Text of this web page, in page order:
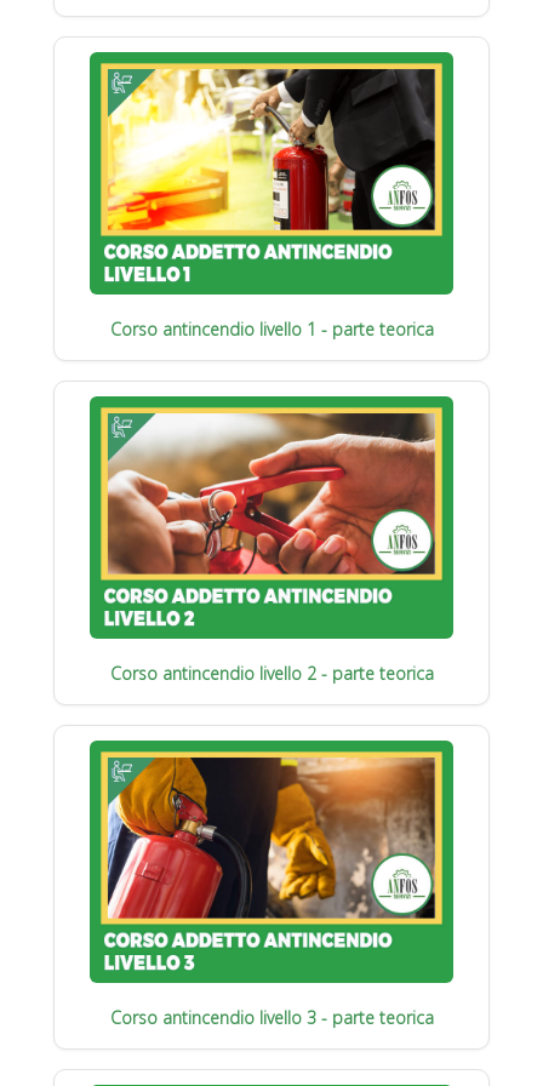
Corso antincendio livello 1 - parte teorica
Corso antincendio livello 2 - parte teorica
Corso antincendio livello 3 - parte teorica